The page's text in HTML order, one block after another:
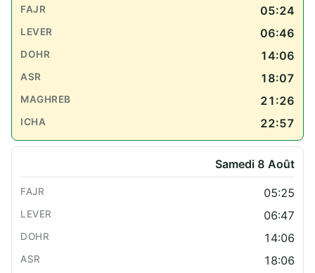
05:24
06:46
14:06
18:07
21:26
22:57
Samedi 8 Août
05:25
06:47
14:06
18:06